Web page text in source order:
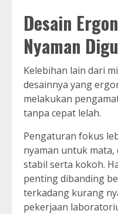
Desain
Nyaman
Kelebihan lain dari
desainnya yang
melakukan
tanpa cepat lelah.
Pengaturan fokus
nyaman untuk
stabil serta kokoh.
penting dibanding
terkadang kurang
pekerjaan